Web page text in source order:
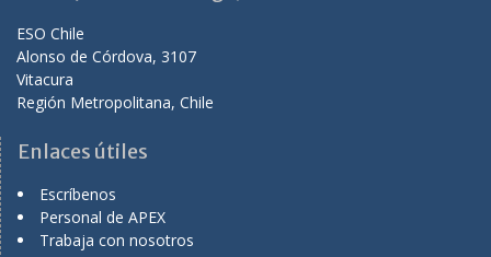
ESO Chile
Alonso de Córdova, 3107
Vitacura
Región Metropolitana, Chile
Enlaces útiles
Escríbenos
Personal de APEX
Trabaja con nosotros